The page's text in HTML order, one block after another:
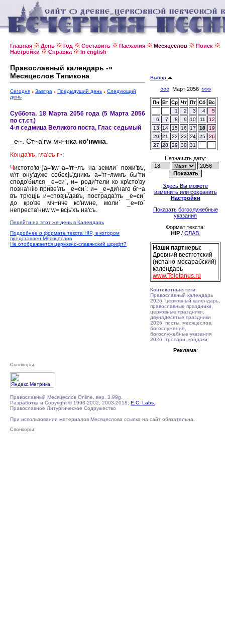
Главная День Год Составить Пасхалия Месяцеслов
Поиск
Настройки
Справка In english
Православный календарь -»
Месяцеслов Типикона
Сегодня Завтра Предыдущий день
Следующий
день
Суббота, 18 Марта 2056 года (5 Марта 2056
по ст.ст.)
4-я седмица Великого поста, Глас седьмый
_е~. Ст~а'гw мч~нка ко'нwна
Конда'къ, гла'съ г~:
Чистото'ю jа='кw а='гг~лъ на земли` пожи'въ,
w\т_ону'дуже собесjь'дникъ а='гг~лwмъ бы'ти
сподо'бился _е=си`, и= роди'тели ко хр\сто'ву
позна'нiю приве'лъ _е=си`: и= _е=ди'наго бг~а
въ тр\оцjь и=сповjь'давъ, пострада'лъ _е=си`
до кро'ве мч~нче ко'нwне, моли` _е=го`
непреста'ннw w= всjь'хъ на'съ.
Перейти на этот же день в Календарь
Подробнее о формате текста HIP, в котором
представлен Месяцеслов
Не отображается церковно-славянский шрифт?
Выбор
«««Март 2056 »»»
Пн Вт Ср Чт Пт Сб Вс
1
2 3 4
5
6
7 8 9 10 11
12
13
14 15 16 17 18
19
20 21 22 23 24 25
26
27
28 29 30 31
Назначить дату:
Здесь Вы можете
изменить или сохранить
Настройки
Показать богослужебные
указания
Формат текста:
HIP/ СЛАВ.
Наши партнеры:
Древний вестготский
(испано-мосарабский)
календарь
www.Toletanus.ru
Контекстные теги:
Православный календарь
2026, церковный календарь,
православные праздники,
церковные праздники,
двунадесятые праздники
2026, посты, месяцеслов,
богослужение,
богослужебные указания
2026, тропари, кондаки
Реклама:
Спонсоры:
Православный Месяцеслов Online, вер. 3.99g.
Разработка и Copyright © 1998-2002, 2003-2018, E.C. Labs.
Православное Литургическое Содружество
При использовании материалов Месяцеслова ссылка на сайт обязательна.
Спонсоры: